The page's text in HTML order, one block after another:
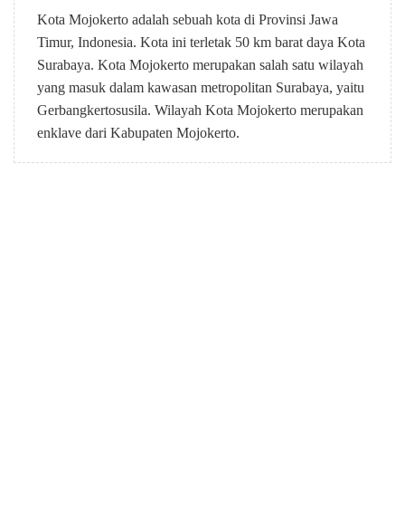
Kota Mojokerto adalah sebuah kota di Provinsi Jawa
Timur, Indonesia. Kota ini terletak 50 km barat daya Kota
Surabaya. Kota Mojokerto merupakan salah satu wilayah
yang masuk dalam kawasan metropolitan Surabaya, yaitu
Gerbangkertosusila. Wilayah Kota Mojokerto merupakan
enklave dari Kabupaten Mojokerto.